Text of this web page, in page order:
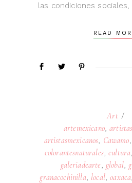
las condiciones
READ
Art
artemexicano,
artistasmexicanos, Cawamo,
colorantesnaturales,cultura,
galeriadearte, global,
granacochinilla, local,oaxaca,